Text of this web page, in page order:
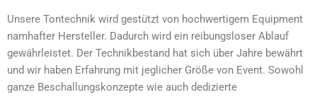
Unsere Tontechnik wird gestützt von hochwertigem Equipment
namhafter Hersteller. Dadurch wird ein reibungsloser Ablauf
gewährleistet. Der Technikbestand hat sich über Jahre bewährt
und wir haben Erfahrung mit jeglicher Größe von Event. Sowohl
ganze Beschallungskonzepte wie auch dedizierte